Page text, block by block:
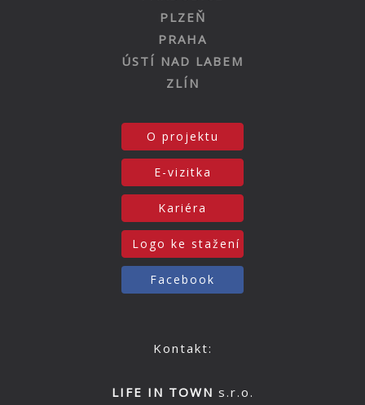
PLZEŇ
PRAHA
ÚSTÍ NAD LABEM
ZLÍN
O projektu
E-vizitka
Kariéra
Logo ke stažení
Facebook
Kontakt:
LIFE IN TOWN s.r.o.